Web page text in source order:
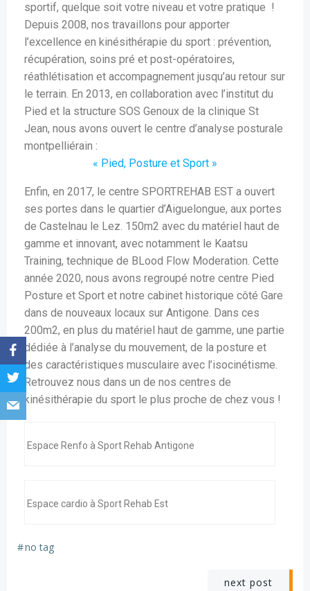
sportif, quelque soit votre niveau et votre pratique !
Depuis 2008, nos travaillons pour apporter
l’excellence en kinésithérapie du sport : prévention,
récupération, soins pré et post-opératoires,
réathlétisation et accompagnement jusqu’au retour sur
le terrain. En 2013, en collaboration avec l’institut du
Pied et la structure SOS Genoux de la clinique St
Jean, nous avons ouvert le centre d’analyse posturale
montpelliérain :
« Pied, Posture et Sport »
Enfin, en 2017, le centre SPORTREHAB EST a ouvert
ses portes dans le quartier d’Aiguelongue, aux portes
de Castelnau le Lez. 150m2 avec du matériel haut de
gamme et innovant, avec notamment le Kaatsu
Training, technique de BLood Flow Moderation. Cette
année 2020, nous avons regroupé notre centre Pied
Posture et Sport et notre cabinet historique côté Gare
dans de nouveaux locaux sur Antigone. Dans ces
200m2, en plus du matériel haut de gamme, une partie
dédiée à l’analyse du mouvement, de la posture et
des caractéristiques musculaire avec l’isocinétisme.
Retrouvez nous dans un de nos centres de
kinésithérapie du sport le plus proche de chez vous !
Espace Renfo à Sport Rehab Antigone
Espace cardio à Sport Rehab Est
#no tag
next post